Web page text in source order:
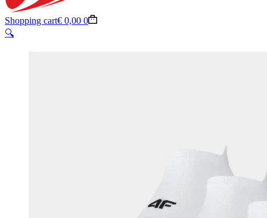
Shopping cart€ 0,00 0
🔍